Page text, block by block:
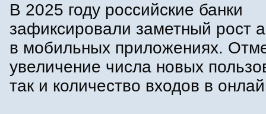
В 2025 году российские банки
зафиксировали заметный рост
в мобильных приложениях.
увеличение числа новых
так и количество входов в